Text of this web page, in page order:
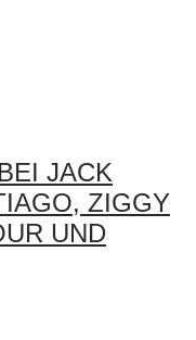
JACK
ZIGGY
UND